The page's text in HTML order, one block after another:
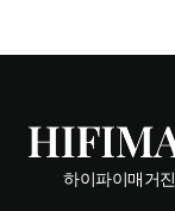
하이파이매거진